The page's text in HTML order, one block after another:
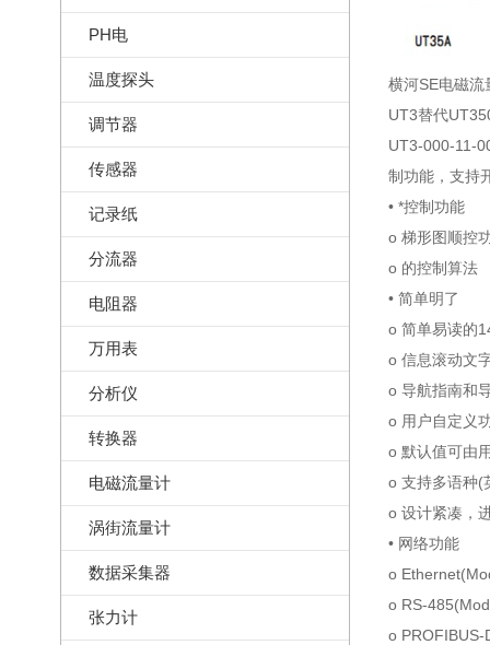
PH电
温度探头
调节器
传感器
记录纸
分流器
电阻器
万用表
分析仪
转换器
电磁流量计
涡街流量计
数据采集器
张力计
横河SE电磁流
UT3替代
UT3-000-11-
制功能，支持
• *控制功能
o 梯形图顺控
o 的控制算法
• 简单明了
o 简单易读的
o 信息滚动文
o 导航指南和
o 用户自定义
o 默认值可由
o 支持多语种(
o 设计紧凑，
• 网络功能
o
o RS-
o